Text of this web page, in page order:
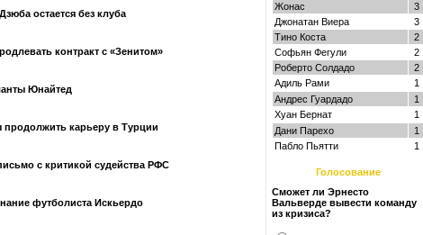
остается без клуба
контракт с «Зенитом»
Юнайтед
продолжить карьеру в Турции
с критикой судейства РФС
футболиста Искьердо
Жонас
3
Джонатан Виера
3
Тино Коста
2
Софьян Фегули
2
Роберто Солдадо
2
Адиль Рами
1
Андрес Гуардадо
1
Хуан Бернат
1
Дани Парехо
1
Пабло Пьятти
1
Голосование
Сможет ли Эрнесто
Вальверде вывести команду
из кризиса?